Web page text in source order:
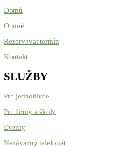
Domů
O mně
Rezervovat termín
Kontakt
SLUŽBY
Pro jednotlivce
Pro firmy a školy
Eventy
Nezávazný telefonát